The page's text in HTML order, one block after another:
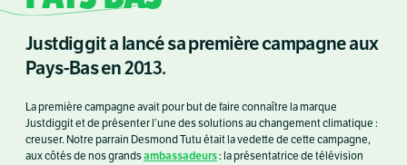
Justdiggit a lancé sa première campagne aux
Pays-Bas en 2013.
La première campagne avait pour but de faire connaître la marque
Justdiggit et de présenter l’une des solutions au changement climatique :
creuser. Notre parrain Desmond Tutu était la vedette de cette campagne,
aux côtés de nos grandsambassadeurs: la présentatrice de télévision